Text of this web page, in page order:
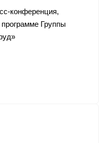
конференция,
Группы